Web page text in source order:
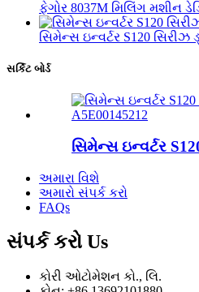
ફેગોર 8037M મિલિંગ મશીન
સિમેન્સ ઇન્વર્ટર S120 સિરીઝ
સર્કિટ બોર્ડ
સિમેન્સ ઇન્વર્ટર
અમારા વિશે
અમારો સંપર્ક કરો
FAQs
સંપર્ક કરો Us
કોરી ઓટોમેશન કો., લિ.